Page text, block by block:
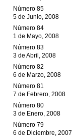
Número 85
5 de Junio, 2008
Número 84
1 de Mayo, 2008
Número 83
3 de Abril, 2008
Número 82
6 de Marzo, 2008
Número 81
7 de Febrero, 2008
Número 80
3 de Enero, 2008
Número 79
6 de Diciembre, 2007